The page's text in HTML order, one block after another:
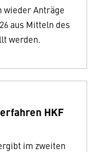
wieder Anträge
aus Mitteln des
werden.
HKF
im zweiten